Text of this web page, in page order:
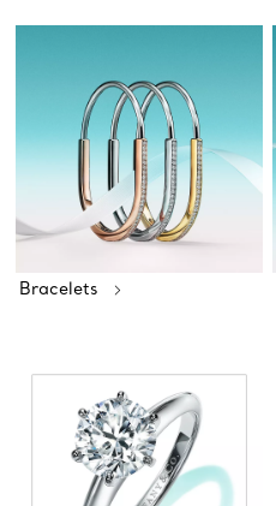
Bracelets